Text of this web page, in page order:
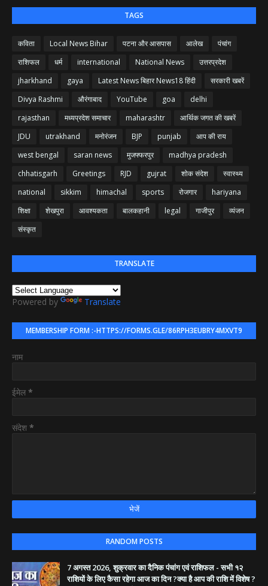
TAGS
कविता Local News Bihar पटना और आसपास आलेख
पंचांग
राशिफल
धर्म international National News
उत्तरप्रदेश
jharkhand
gaya Latest News बिहार News18 हिंदी
सरकारी खबरें
Divya Rashmi
औरंगाबाद YouTube goa
delhi
rajasthan
मध्यप्रदेश समाचार maharashtr
आर्थिक जगत की खबरें
JDU
utrakhand मनोरंजन BJP punjab
आप की राय
west bengal
saran news मुजफ्फरपुर
madhya pradesh
chhatisgarh
Greetings RJD gujrat शोक संदेश
स्वास्थ्य
national
sikkim himachal sports रोजगार
hariyana
शिक्षा
शेखपुरा आवश्यकता बालकहानी legal गाजीपुर
व्यंजन
संस्कृत
TRANSLATE
Powered by Translate
MEMBERSHIP FORM :-HTTPS://FORMS.GLE/86RPH3EUBRY4MXVT9
नाम
ईमेल *
संदेश *
RANDOM POSTS
7 अगस्त 2026, शुक्रवार का दैनिक पंचांग एवं राशिफल - सभी १२
राशियों के लिए कैसा रहेगा आज का दिन ?क्या है आप की राशि में विशेष ?